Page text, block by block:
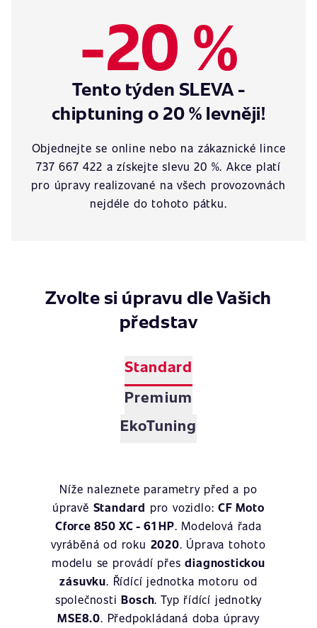
-20 %
Tento týden SLEVA -
chiptuning o 20 % levněji!
Objednejte se online nebo na zákaznické lince
737 667 422 a získejte slevu 20 %. Akce platí
pro úpravy realizované na všech provozovnách
nejdéle do tohoto pátku.
Zvolte si úpravu dle Vašich
představ
Standard
Premium
EkoTuning
Níže naleznete parametry před a po
úpravě Standard pro vozidlo:CF Moto
Cforce 850 XC - 61 HP. Modelová řada
vyráběná od roku 2020. Úprava tohoto
modelu se provádí přesdiagnostickou
zásuvku. Řídící jednotka motoru od
společnostiBosch. Typ řídící jednotky
MSE8.0. Předpokládaná doba úpravy